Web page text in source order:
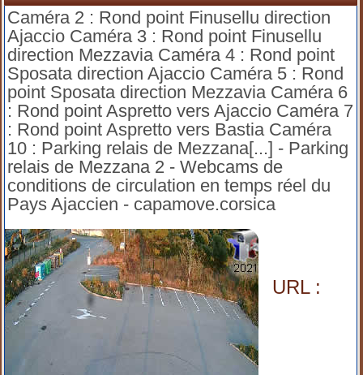
Mezzana
Caméra 2 : Rond point Finusellu direction
Ajaccio Caméra 3 : Rond point Finusellu
direction Mezzavia Caméra 4 : Rond point
Sposata direction Ajaccio Caméra 5 : Rond
point Sposata direction Mezzavia Caméra 6
: Rond point Aspretto vers Ajaccio Caméra 7
: Rond point Aspretto vers Bastia Caméra
10 : Parking relais de Mezzana[...] - Parking
relais de Mezzana 2 - Webcams de
conditions de circulation en temps réel du
Pays Ajaccien - capamove.corsica
URL :